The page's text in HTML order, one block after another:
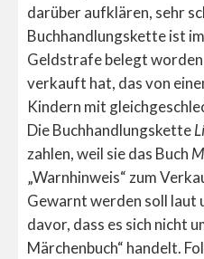
darüber aufklären, sehr
Buchhandlungskette ist
Geldstrafe belegt
verkauft hat, das von
Kindern mit
Die Buchhandlungskette
zahlen, weil sie das Buch
„Warnhinweis“ zum
Gewarnt werden soll laut
davor, dass es sich nicht
Märchenbuch“ handelt.